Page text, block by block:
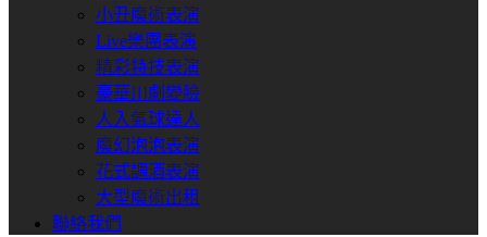
小丑魔術表演
Live樂團表演
精彩特技表演
豪華川劇變臉
人入氣球達人
魔幻泡泡表演
花式調酒表演
大型魔術出租
聯絡我們